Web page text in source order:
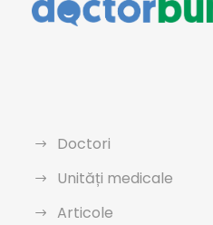
Doctori
Unități medicale
Articole